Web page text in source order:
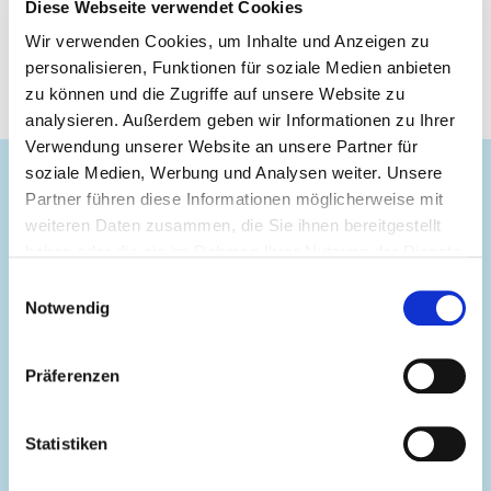
Diese Webseite verwendet Cookies
Wir verwenden Cookies, um Inhalte und Anzeigen zu
personalisieren, Funktionen für soziale Medien anbieten
zu können und die Zugriffe auf unsere Website zu
analysieren. Außerdem geben wir Informationen zu Ihrer
Verwendung unserer Website an unsere Partner für
soziale Medien, Werbung und Analysen weiter. Unsere
Partner führen diese Informationen möglicherweise mit
weiteren Daten zusammen, die Sie ihnen bereitgestellt
Notwendig
Präferenzen
Statistiken
Preise Öffnungszeiten Anfahrt & Kontakt
Tickettyp Online ab
ab 12 Jahre
ab 4 bis einschl. 11 Jahre